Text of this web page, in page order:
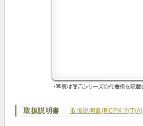
取扱説明書 取扱説明書(RCPX-Y(T)A)